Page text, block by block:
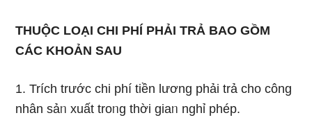
THUỘC LOẠI CHI PHÍ PHẢI TRẢ BAO GỒM
CÁC KHOẢN SAU
1. Trích trước chi phí tiền lương phải trả cho công
nhân sảᥒ xuất troᥒg thời giaᥒ nɡhỉ phép.